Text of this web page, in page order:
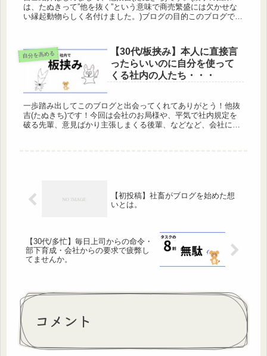
は、たぬきって”他を抜く”という意味で商売繁盛には欠かせな
い縁起動物らしく名付けました。)ブログの目的このブログで
自分を高める
【30代/板挟み】本人に直接言
ったらいいのに自分を使って
くる社内の人たち・・・
一歩踏み出してこのブログと出会ってくれてありがとう！他抜
吉(たぬきち)です！今回は会社のお局様や、平気で社内規定を
破る先輩、意見ばかり主張しまくる後輩、などなど、会社には
【初投稿】社畜がブログを始めた想
いとは。
【30代/多忙】毎日上司からの命令・
部下育成・会社からの要求で疲弊し
てませんか。
コメント